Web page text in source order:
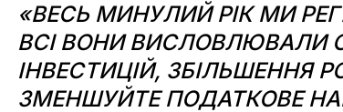
«ВЕСЬ МИНУЛИЙ РІК МИ
ВСІ ВОНИ ВИСЛОВЛЮВАЛИ
ІНВЕСТИЦІЙ, ЗБІЛЬШЕННЯ
ЗМЕНШУЙТЕ ПОДАТКОВЕ